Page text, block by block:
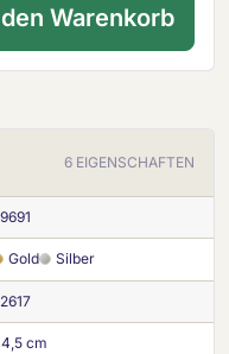
Warenkorb
6 EIGENSCHAFTEN
Gold Silber
cm